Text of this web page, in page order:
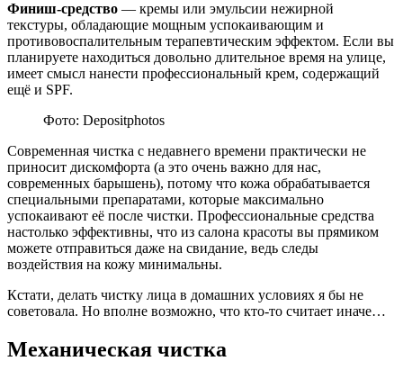
Финиш-средство — кремы или эмульсии нежирной
текстуры, обладающие мощным успокаивающим и
противовоспалительным терапевтическим эффектом. Если вы
планируете находиться довольно длительное время на улице,
имеет смысл нанести профессиональный крем, содержащий
ещё и SPF.
Фото: Depositphotos
Современная чистка с недавнего времени практически не
приносит дискомфорта (а это очень важно для нас,
современных барышень), потому что кожа обрабатывается
специальными препаратами, которые максимально
успокаивают её после чистки. Профессиональные средства
настолько эффективны, что из салона красоты вы прямиком
можете отправиться даже на свидание, ведь следы
воздействия на кожу минимальны.
Кстати, делать чистку лица в домашних условиях я бы не
советовала. Но вполне возможно, что кто-то считает иначе…
Механическая чистка